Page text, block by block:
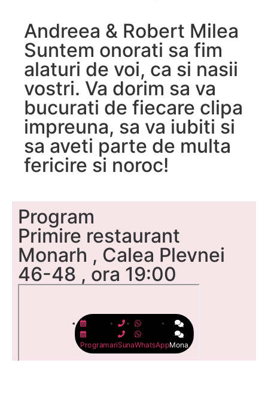
Andreea & Robert Milea
Suntem onorati sa fim
alaturi de voi, ca si nasii
vostri. Va dorim sa va
bucurati de fiecare clipa
impreuna, sa va iubiti si
sa aveti parte de multa
fericire si noroc!
Program
Primire restaurant
Monarh , Calea Plevnei
46-48 , ora 19:00
ProgramariSunaWhatsAppMona